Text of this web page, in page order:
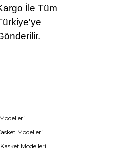
İle Tüm
Modelleri
Modelleri